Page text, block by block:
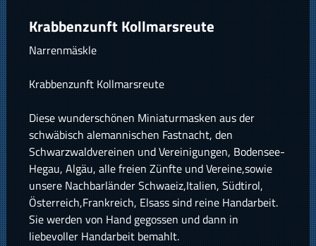
Krabbenzunft Kollmarsreute
Narrenmäskle
Krabbenzunft Kollmarsreute
Diese wunderschönen Miniaturmasken aus der
schwäbisch alemannischen Fastnacht, den
Schwarzwaldvereinen und Vereinigungen, Bodensee-
Hegau, Algäu, alle freien Zünfte und Vereine,sowie
unsere Nachbarländer Schwaeiz,Italien, Südtirol,
Österreich,Frankreich, Elsass sind reine Handarbeit.
Sie werden von Hand gegossen und dann in
liebevoller Handarbeit bemahlt.